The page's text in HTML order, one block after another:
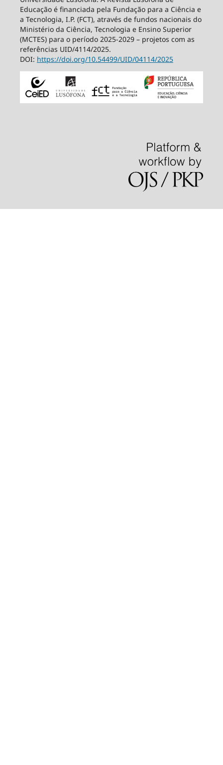
Educação é financiada pela Fundação para a Ciência e
a Tecnologia, I.P. (FCT), através de fundos nacionais do
Ministério da Ciência, Tecnologia e Ensino Superior
(MCTES) para o período 2025-2029 – projetos com as
referências UID/4114/2025.
DOI: https://doi.org/10.54499/UID/04114/2025